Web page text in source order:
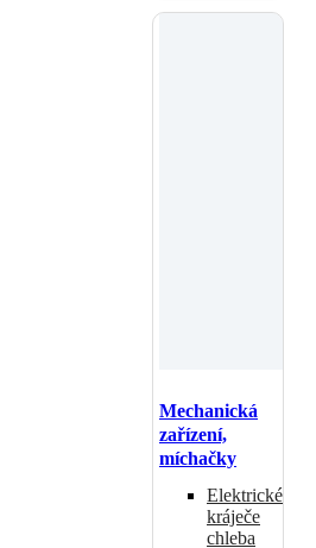
Mechanická
zařízení,
míchačky
Elektrické
kráječe
chleba